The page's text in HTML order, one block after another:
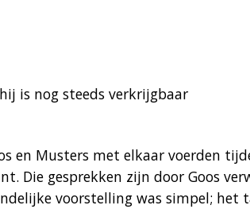
is nog steeds verkrijgbaar
en Musters met elkaar voerden
Die gesprekken zijn door Goos
voorstelling was simpel; het